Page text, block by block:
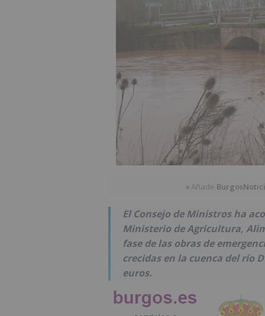
★Añade
El Consejo de Ministros ha
Ministerio de Agricultura,
fase de las obras de
crecidas en la cuenca del río
euros.